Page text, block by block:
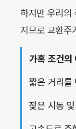
하지만 우리의
지므로 교환주
가혹 조건의
짧은 거리를
잦은 시동